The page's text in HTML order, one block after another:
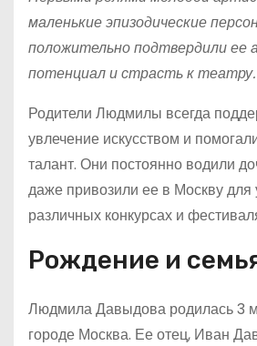
маленькие эпизодические
положительно подтвердили ее
потенциал и страсть к театру.
Родители Людмилы всегда
увлечение искусством и
талант. Они постоянно водили
даже привозили ее в Москву для
различных конкурсах и
Рождение и
Людмила Давыдова родилась 3
городе Москва. Ее отец, Иван